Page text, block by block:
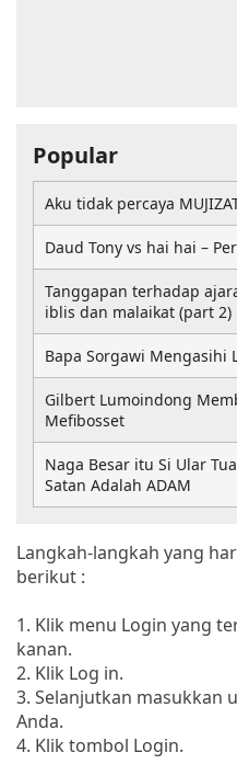
Langkah-langkah yang
berikut :
1. Klik menu Login yang
kanan.
2. Klik Log in.
3. Selanjutkan masukkan
Anda.
4. Klik tombol Login.
Popular
Aku tidak percaya
Daud Tony vs hai hai –
Tanggapan terhadap
iblis dan malaikat (part 2)
Bapa Sorgawi Mengasihi
Gilbert Lumoindong
Mefibosset
Naga Besar itu Si Ular
Satan Adalah ADAM